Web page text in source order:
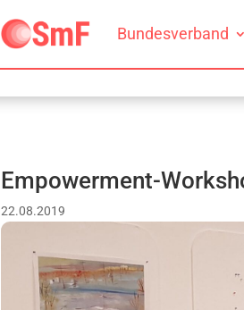
Bundesverband
Empowerment-
22.08.2019